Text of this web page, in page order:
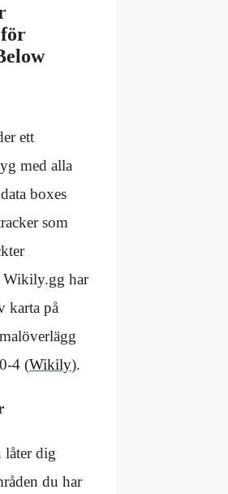
ett
med alla
boxes
som
Wikily.gg har
karta på
4 (Wikily).
låter dig
du har